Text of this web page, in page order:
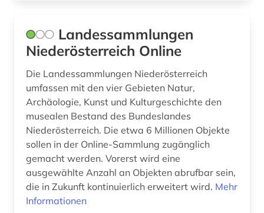
Landessammlungen
Niederösterreich Online
Die Landessammlungen Niederösterreich
umfassen mit den vier Gebieten Natur,
Archäologie, Kunst und Kulturgeschichte den
musealen Bestand des Bundeslandes
Niederösterreich. Die etwa 6 Millionen Objekte
sollen in der Online-Sammlung zugänglich
gemacht werden. Vorerst wird eine
ausgewählte Anzahl an Objekten abrufbar sein,
die in Zukunft kontinuierlich erweitert wird. Mehr
Informationen